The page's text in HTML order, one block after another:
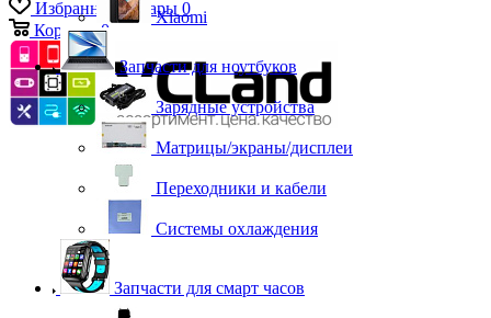
Избранные товары 0
Корзина 0
Xiaomi
Запчасти для ноутбуков
Зарядные устройства
Матрицы/экраны/дисплеи
Переходники и кабели
Системы охлаждения
Запчасти для смарт часов